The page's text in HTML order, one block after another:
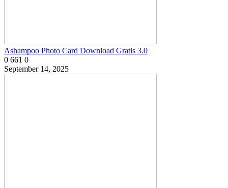
Ashampoo Photo Card Download Gratis 3.0
0 661 0
September 14, 2025